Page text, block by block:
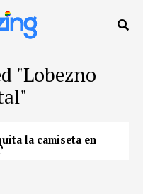
"Lobezno
la camiseta en